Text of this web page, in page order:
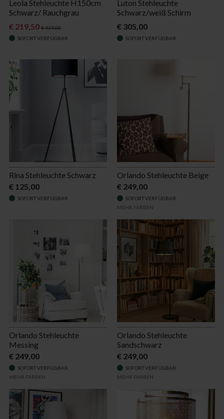
Leola Stehleuchte H150cm
Schwarz/ Rauchgrau
€ 219,50 € 439,00
SOFORT VERFÜGBAR
Luton Stehleuchte
Schwarz/weiß Schirm
€ 305,00
SOFORT VERFÜGBAR
Rina Stehleuchte Schwarz
€ 125,00
SOFORT VERFÜGBAR
Orlando Stehleuchte Beige
€ 249,00
SOFORT VERFÜGBAR
MEHR FARBEN
Orlando Stehleuchte
Messing
€ 249,00
SOFORT VERFÜGBAR
MEHR FARBEN
Orlando Stehleuchte
Sandschwarz
€ 249,00
SOFORT VERFÜGBAR
MEHR FARBEN